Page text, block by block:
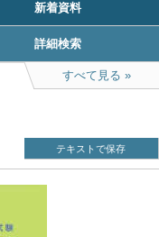
新着資料
詳細検索
すべて見る
テキストで保存